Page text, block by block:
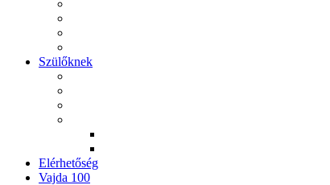
Szülőknek
Elérhetőség
Vajda 100